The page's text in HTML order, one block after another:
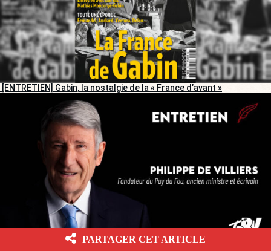
[ENTRETIEN] Gabin, la nostalgie de la « France d’avant »
PARTAGER CET ARTICLE